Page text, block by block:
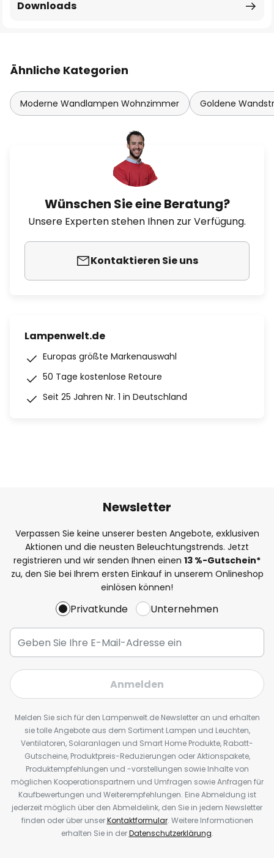
Downloads
Ähnliche Kategorien
Moderne Wandlampen Wohnzimmer Goldene
Wünschen Sie eine Beratung?
Unsere Experten stehen Ihnen zur Verfügung.
Kontaktieren Sie uns
Lampenwelt.de
Europas größte Markenauswahl
50 Tage kostenlose Retoure
Seit 25 Jahren Nr. 1 in Deutschland
Newsletter
Verpassen Sie keine unserer besten Angebote, exklusiven
Aktionen und die neusten Beleuchtungstrends. Jetzt
registrieren und wir senden Ihnen einen 13 %-Gutschein*
zu, den Sie bei Ihrem ersten Einkauf in unserem Onlineshop
einlösen können!
Privatkunde Unternehmen
Anmelden
Melden Sie sich für den Lampenwelt.de Newsletter an und erhalten
sie tolle Angebote aus dem Sortiment Lampen und Leuchten,
Ventilatoren, Solaranlagen und Smart Home Produkte, Rabatt-
Gutscheine, Produktpreis-Reduzierungen oder Aktionspakete,
Produktempfehlungen und -vorstellungen sowie Inhalte von
möglichen Kooperationspartnern und Umfragen sowie Anfragen für
Kaufbewertungen und Weiterempfehlungen. Eine Abmeldung ist
jederzeit möglich über den Abmeldelink, den Sie in jedem Newsletter
finden oder über unserKontaktformular. Weitere Informationen
erhalten Sie in derDatenschutzerklärung.